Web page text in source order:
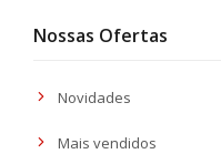
Nossas Ofertas
Novidades
Mais vendidos